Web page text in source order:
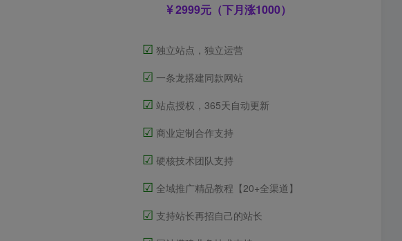
2999元（下月涨1000）
☑ 独立站点，独立运营
☑ 一条龙搭建同款网站
☑ 站点授权，365天自动更新
☑ 商业定制合作支持
☑ 硬核技术团队支持
☑ 全域推广精品教程【20+全渠道】
☑ 支持站长再招自己的站长